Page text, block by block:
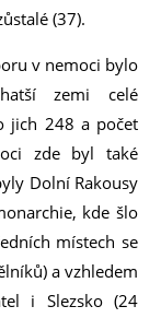
(37).
v nemoci bylo
zemi celé
jich 248 a počet
zde byl také
Dolní Rakousy
kde šlo
místech se
a vzhledem
i Slezsko (24